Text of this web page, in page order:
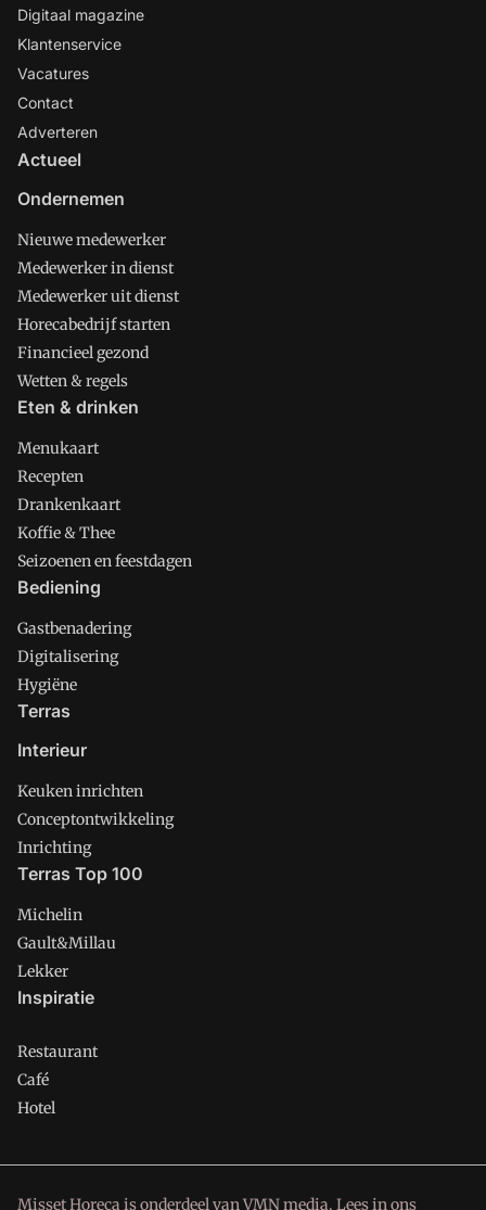
Digitaal magazine
Klantenservice
Vacatures
Contact
Adverteren
Actueel
Ondernemen
Nieuwe medewerker
Medewerker in dienst
Medewerker uit dienst
Horecabedrijf starten
Financieel gezond
Wetten & regels
Eten & drinken
Menukaart
Recepten
Drankenkaart
Koffie & Thee
Seizoenen en feestdagen
Bediening
Gastbenadering
Digitalisering
Hygiëne
Terras
Interieur
Keuken inrichten
Conceptontwikkeling
Inrichting
Terras Top 100
Michelin
Gault&Millau
Lekker
Inspiratie
Restaurant
Café
Hotel
Misset Horeca is onderdeel van VMN media. Lees inons